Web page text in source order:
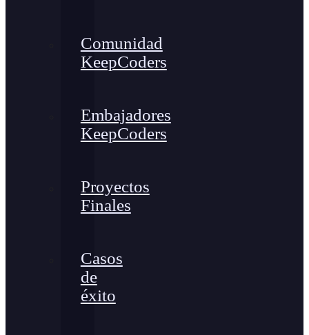
Comunidad
KeepCoders
Embajadores
KeepCoders
Proyectos
Finales
Casos
de
éxito